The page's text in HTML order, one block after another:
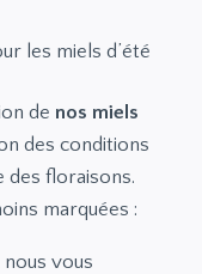
les miels d’été
de nos miels
des conditions
des floraisons.
marquées :
vous